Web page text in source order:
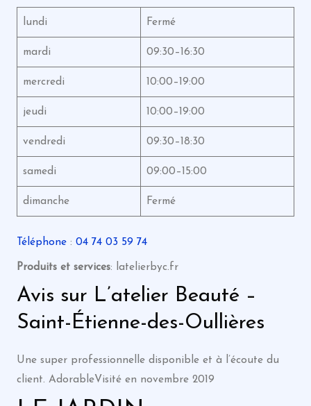
lundi Fermé
mardi 09:30–16:30
mercredi 10:00–19:00
jeudi 10:00–19:00
vendredi 09:30–18:30
samedi 09:00–15:00
dimanche Fermé
Téléphone: 04 74 03 59 74
Produits et services: latelierbyc.fr
Avis sur L’atelier Beauté –
Saint-Étienne-des-Oullières
Une super professionnelle disponible et à l’écoute du
client. AdorableVisité en novembre 2019